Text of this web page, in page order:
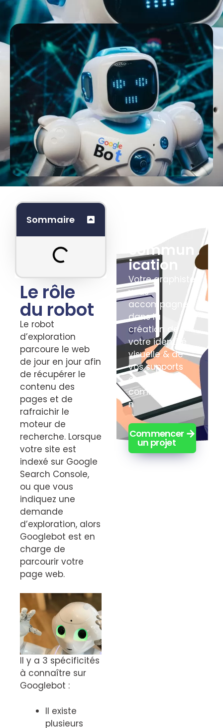
Sommaire
Le rôle
du robot
Le robot
d’exploration
parcoure le web
de jour en jour afin
de récupérer le
contenu des
pages et de
rafraichir le
moteur de
recherche. Lorsque
votre site est
indexé sur Google
Search Console,
ou que vous
indiquez une
demande
d’exploration, alors
Googlebot est en
charge de
parcourir votre
page web.
Il y a 3 spécificités
à connaître sur
Googlebot :
Il existe
plusieurs
commun
ication
Votre graphiste
vous
accompagne
dans la
création de
votre identité
visuelle & de
vos supports
de
communicatio
n
Commencer
un projet